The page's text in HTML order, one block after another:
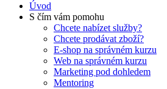
Úvod
S čím vám pomohu
Chcete nabízet služby?
Chcete prodávat zboží?
E-shop na správném kurzu
Web na správném kurzu
Marketing pod dohledem
Mentoring